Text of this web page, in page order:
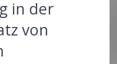
in der
von